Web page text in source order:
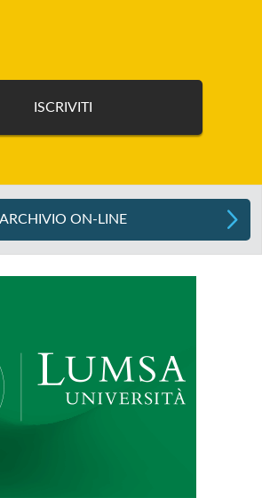
ARCHIVIO ON-LINE